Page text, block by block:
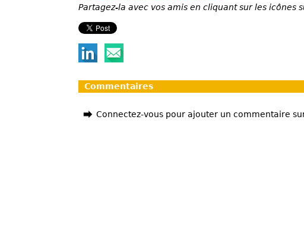
Partagez-la avec vos amis en cliquant sur les icônes
Commentaires
Connectez-vous pour ajouter un commentaire